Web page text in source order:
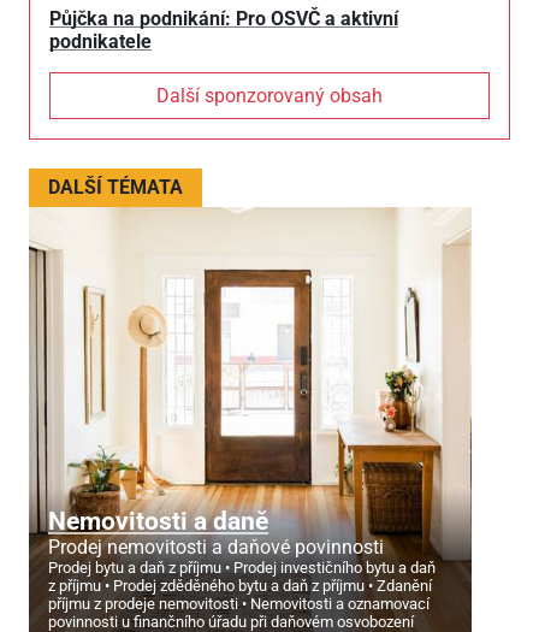
Půjčka na podnikání: Pro OSVČ a aktivní
podnikatele
Další sponzorovaný obsah
DALŠÍ TÉMATA
Nemovitosti a daně
Prodej nemovitosti a daňové povinnosti
Prodej bytu a daň z příjmu
Prodej investičního bytu a daň
z příjmu
Prodej zděděného bytu a daň z příjmu
Zdanění
příjmu z prodeje nemovitosti
Nemovitosti a oznamovací
povinnosti u finančního úřadu při daňovém osvobození